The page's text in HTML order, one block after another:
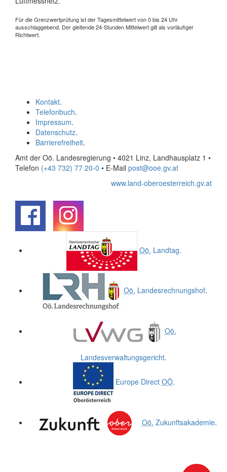
Für die Grenzwertprüfung ist der Tagesmittelwert von 0 bis 24 Uhr
ausschlaggebend. Der gleitende 24-Stunden Mittelwert gilt als vorläufiger
Richtwert.
Kontakt.
Telefonbuch.
Impressum.
Datenschutz.
Barrierefreiheit.
Amt der Oö. Landesregierung • 4021 Linz, Landhausplatz 1 •
Telefon (+43 732) 77 20-0 • E-Mail post@ooe.gv.at
www.land-oberoesterreich.gv.at
Oö. Landtag.
Oö. Landesrechnungshof.
Oö.
Landesverwaltungsgericht.
Europe Direct OÖ.
Oö. Zukunftsakademie.